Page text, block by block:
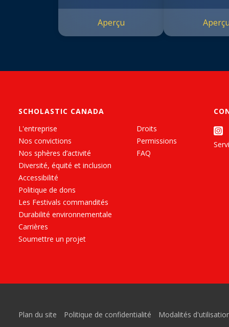
Aperçu
SCHOLASTIC CANADA
L'entreprise
Nos convictions
Nos sphères d’activité
Diversité, équité et inclusion
Accessibilité
Politique de dons
Les Festivals commandités
Durabilité environnementale
Carrières
Soumettre un projet
Droits
Permissions
FAQ
Plan du site Politique de confidentialité Modalités